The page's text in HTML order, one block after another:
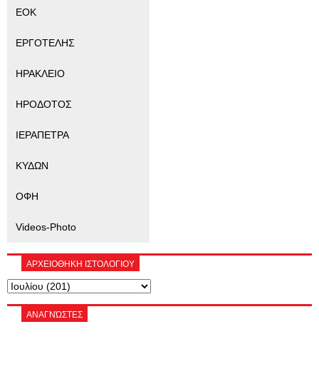
ΕΟΚ
ΕΡΓΟΤΕΛΗΣ
ΗΡΑΚΛΕΙΟ
ΗΡΟΔΟΤΟΣ
ΙΕΡΑΠΕΤΡΑ
ΚΥΔΩΝ
ΟΦΗ
Videos-Photo
ΑΡΧΕΙΟΘΗΚΗ ΙΣΤΟΛΟΓΙΟΥ
ΑΝΑΓΝΏΣΤΕΣ